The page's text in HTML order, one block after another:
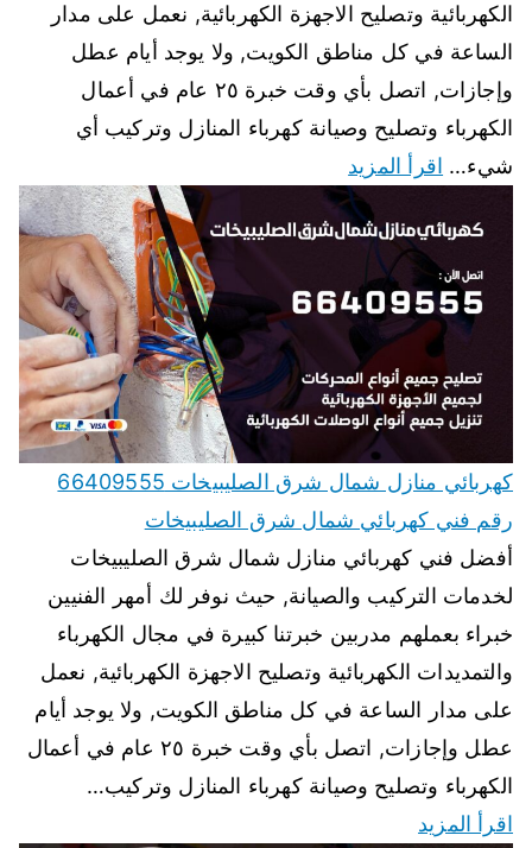
الكهربائية وتصليح الاجهزة الكهربائية, نعمل على مدار
الساعة في كل مناطق الكويت, ولا يوجد أيام عطل
وإجازات, اتصل بأي وقت خبرة ٢٥ عام في أعمال
الكهرباء وتصليح وصيانة كهرباء المنازل وتركيب أي
شيء… اقرأ المزيد
كهربائي منازل شمال شرق الصليبيخات 66409555
رقم فني كهربائي شمال شرق الصليبيخات
أفضل فني كهربائي منازل شمال شرق الصليبيخات
لخدمات التركيب والصيانة, حيث نوفر لك أمهر الفنيين
خبراء بعملهم مدربين خبرتنا كبيرة في مجال الكهرباء
والتمديدات الكهربائية وتصليح الاجهزة الكهربائية, نعمل
على مدار الساعة في كل مناطق الكويت, ولا يوجد أيام
عطل وإجازات, اتصل بأي وقت خبرة ٢٥ عام في أعمال
الكهرباء وتصليح وصيانة كهرباء المنازل وتركيب…
اقرأ المزيد